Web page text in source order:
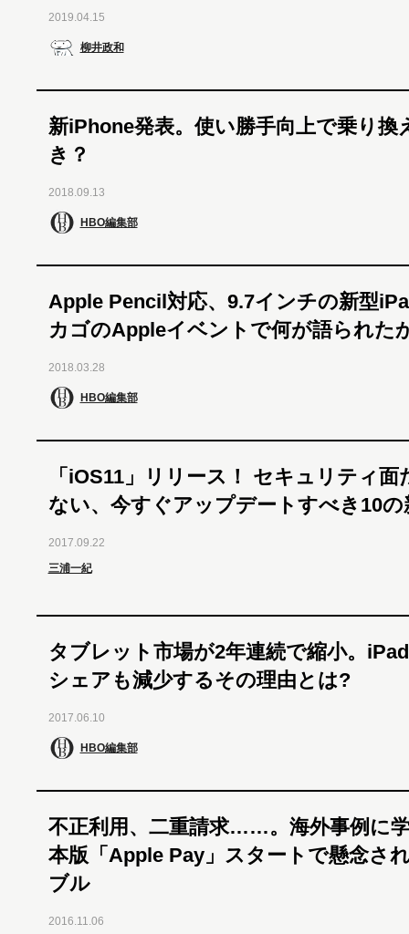
2019.04.15
柳井政和
新iPhone発表。使い勝手向上で乗り換
き？
2018.09.13
HBO編集部
Apple Pencil対応、9.7インチの新型
カゴのAppleイベントで何が語られた
2018.03.28
HBO編集部
「iOS11」リリース！ セキュリティ面
ない、今すぐアップデートすべき10の
2017.09.22
三浦一紀
タブレット市場が2年連続で縮小。
シェアも減少するその理由とは?
2017.06.10
HBO編集部
不正利用、二重請求……。海外事例に
本版「Apple Pay」スタートで懸念さ
ブル
2016.11.06